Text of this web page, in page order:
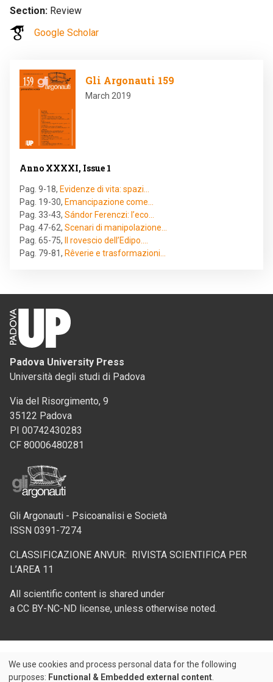
Section Review
Google Scholar
Image
Gli Argonauti 159
March 2019
Anno XXXXI, Issue 1
Pag. 9-18, Evidenze di vita: spazi…
Pag. 19-30, Emancipazione come…
Pag. 33-43, Sándor Ferenczi: l’eco…
Pag. 47-62, Scenari di manipolazione…
Pag. 65-75,
Il rovescio dell’Edipo.…
Pag. 79-81, Rêverie e trasformazioni…
Padova University Press
Università degli studi di Padova
Via del Risorgimento, 9
35122 Padova
PI 00742430283
CF 80006480281
Gli Argonauti - Psicoanalisi e Società
ISSN 0391-7274
CLASSIFICAZIONE ANVUR: RIVISTA SCIENTIFICA PER
L’AREA 11
All scientific content is shared under
a CC BY-NC-ND license, unless otherwise noted.
Use
We use cookies and process personal data for the following
purposes: Functional & Embedded external content